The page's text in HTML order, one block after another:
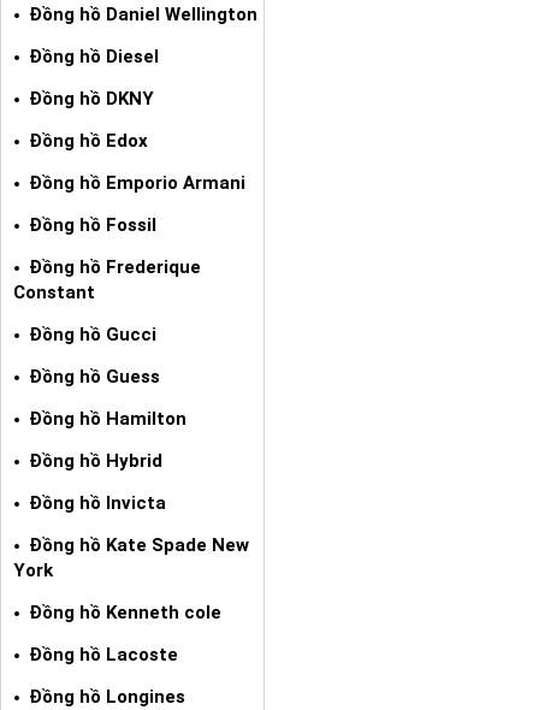
Đồng hồ Daniel Wellington
Đồng hồ Diesel
Đồng hồ DKNY
Đồng hồ Edox
Đồng hồ Emporio Armani
Đồng hồ Fossil
Đồng hồ Frederique
Constant
Đồng hồ Gucci
Đồng hồ Guess
Đồng hồ Hamilton
Đồng hồ Hybrid
Đồng hồ Invicta
Đồng hồ Kate Spade New
York
Đồng hồ Kenneth cole
Đồng hồ Lacoste
Đồng hồ Longines